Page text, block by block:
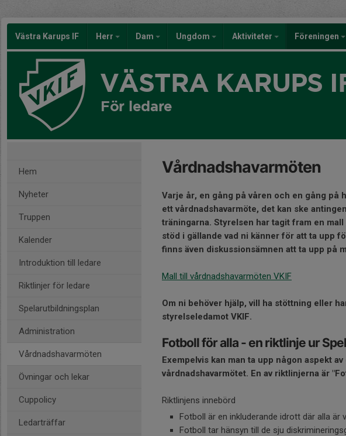
Västra Karups IF Herr Dam Ungdom Aktiviteter Föreningen
VÄSTRA KARUPS
För ledare
Hem
Nyheter
Truppen
Kalender
Introduktion till ledare
Riktlinjer för ledare
Spelarutbildningsplan
Administration
Vårdnadshavarmöten
Övningar och lekar
Cuppolicy
Ledarträffar
Vårdnadshavarmöten
Varje år, en gång på våren och en gång på
ett vårdnadshavarmöte, det kan ske
träningarna. Styrelsen har tagit fram en
stöd i gällande vad ni känner för att ta upp
finns även diskussionsämnen att ta upp på
Mall till vårdnadshavarmöten VKIF
Om ni behöver hjälp, vill ha stöttning eller
styrelseledamot VKIF.
Fotboll för alla - en riktlinje ur
Exempelvis kan man ta upp någon aspekt
vårdnadshavarmötet. En av riktlinjerna är
Riktlinjens innebörd
Fotboll är en inkluderande idrott där alla är
Fotboll tar hänsyn till de sju